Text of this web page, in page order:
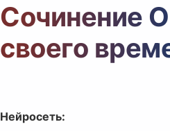
Сочинение
своего
Нейросеть: